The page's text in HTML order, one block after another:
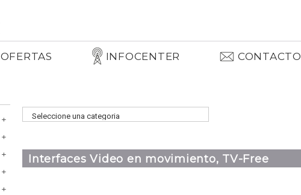
OFERTAS INFOCENTER CONTACTO
Interfaces Video en movimiento, TV-Free